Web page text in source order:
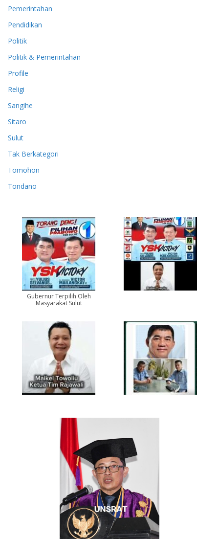
Pemerintahan
Pendidikan
Politik
Politik & Pemerintahan
Profile
Religi
Sangihe
Sitaro
Sulut
Tak Berkategori
Tomohon
Tondano
Gubernur Terpilih Oleh
Masyarakat Sulut